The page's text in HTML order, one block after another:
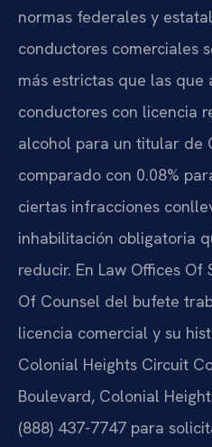
normas federales y
conductores comerciales
más estrictas que las que
conductores con licencia
alcohol para un titular de
comparado con 0.08%
ciertas infracciones
inhabilitación obligatoria
reducir. En Law Offices Of
Of Counsel del bufete
licencia comercial y su
Colonial Heights Circuit
Boulevard, Colonial
(888) 437-7747 para